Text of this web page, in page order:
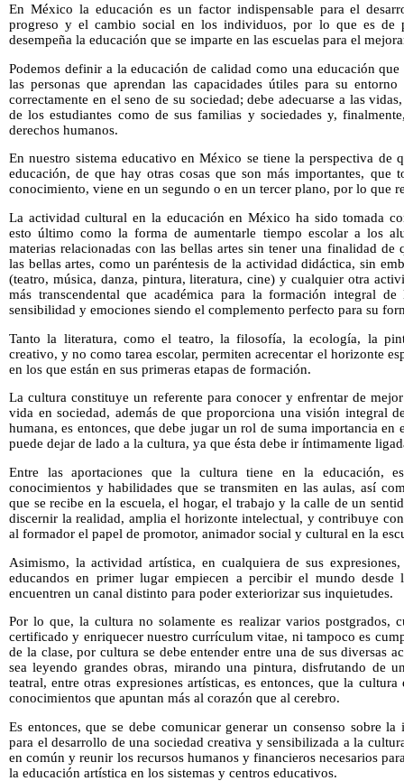
En México la educación es un factor indispensable para el
progreso y el cambio social en los individuos, por lo que es de
desempeña la educación que se imparte en las escuelas para el
Podemos definir a la educación de calidad como una educación
las personas que aprendan las capacidades útiles para su
correctamente en el seno de su sociedad; debe adecuarse a las
de los estudiantes como de sus familias y sociedades y,
derechos humanos.
En nuestro sistema educativo en México se tiene la perspectiva de
educación, de que hay otras cosas que son más importantes,
conocimiento, viene en un segundo o en un tercer plano, por lo que
La actividad cultural en la educación en México ha sido tomada
esto último como la forma de aumentarle tiempo escolar a los
materias relacionadas con las bellas artes sin tener una finalidad
las bellas artes, como un paréntesis de la actividad didáctica, sin
(teatro, música, danza, pintura, literatura, cine) y cualquier otra
más transcendental que académica para la formación integral
sensibilidad y emociones siendo el complemento perfecto para su
Tanto la literatura, como el teatro, la filosofía, la ecología, la
creativo, y no como tarea escolar, permiten acrecentar el horizonte
en los que están en sus primeras etapas de formación.
La cultura constituye un referente para conocer y enfrentar de
vida en sociedad, además de que proporciona una visión integral
humana, es entonces, que debe jugar un rol de suma importancia en
puede dejar de lado a la cultura, ya que ésta debe ir íntimamente
Entre las aportaciones que la cultura tiene en la educación,
conocimientos y habilidades que se transmiten en las aulas, así
que se recibe en la escuela, el hogar, el trabajo y la calle de un
discernir la realidad, amplia el horizonte intelectual, y contribuye
al formador el papel de promotor, animador social y cultural en la
Asimismo, la actividad artística, en cualquiera de sus
educandos en primer lugar empiecen a percibir el mundo
encuentren un canal distinto para poder exteriorizar sus inquietudes.
Por lo que, la cultura no solamente es realizar varios postgrados,
certificado y enriquecer nuestro currículum vitae, ni tampoco es
de la clase, por cultura se debe entender entre una de sus diversas
sea leyendo grandes obras, mirando una pintura, disfrutando de
teatral, entre otras expresiones artísticas, es entonces, que la
conocimientos que apuntan más al corazón que al cerebro.
Es entonces, que se debe comunicar generar un consenso sobre
para el desarrollo de una sociedad creativa y sensibilizada a la
en común y reunir los recursos humanos y financieros necesarios
la educación artística en los sistemas y centros educativos.